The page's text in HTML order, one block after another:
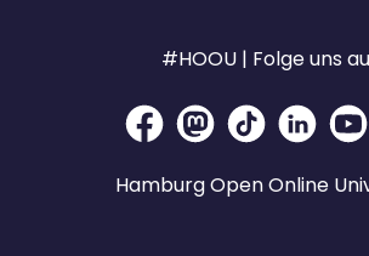
#HOOU | Folge uns
Hamburg Open Online